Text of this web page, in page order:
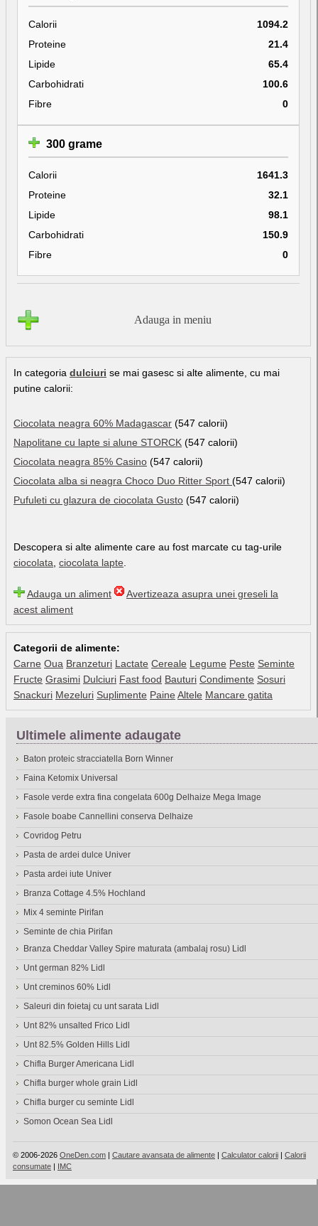
Calorii
1094.2
Proteine
21.4
Lipide
65.4
Carbohidrati
100.6
Fibre
0
300 grame
Calorii
1641.3
Proteine
32.1
Lipide
98.1
Carbohidrati
150.9
Fibre
0
Adauga in meniu
In categoria dulciuri se mai gasesc si alte alimente, cu mai
putine calorii:
Ciocolata neagra 60% Madagascar (547 calorii)
Napolitane cu lapte si alune STORCK (547 calorii)
Ciocolata neagra 85% Casino (547 calorii)
Ciocolata alba si neagra Choco Duo Ritter Sport (547 calorii)
Pufuleti cu glazura de ciocolata Gusto (547 calorii)
Descopera si alte alimente care au fost marcate cu tag-urile
ciocolata ciocolata lapte
Adauga un aliment
Avertizeaza asupra unei greseli la
acest aliment
Categorii de alimente:
Carne Oua Branzeturi Lactate Cereale Legume Peste Seminte
Fructe Grasimi Dulciuri Fast food Bauturi Condimente Sosuri
Snackuri Mezeluri Suplimente Paine Altele Mancare gatita
Ultimele alimente adaugate
Baton proteic stracciatella Born Winner
Faina Ketomix Universal
Fasole verde extra fina congelata 600g Delhaize Mega Image
Fasole boabe Cannellini conserva Delhaize
Covridog Petru
Pasta de ardei dulce Univer
Pasta ardei iute Univer
Branza Cottage 4.5% Hochland
Mix 4 seminte Pirifan
Seminte de chia Pirifan
Branza Cheddar Valley Spire maturata (ambalaj rosu) Lidl
Unt german 82% Lidl
Unt creminos 60% Lidl
Saleuri din foietaj cu unt sarata Lidl
Unt 82% unsalted Frico Lidl
Unt 82.5% Golden Hills Lidl
Chifla Burger Americana Lidl
Chifla burger whole grain Lidl
Chifla burger cu seminte Lidl
Somon Ocean Sea Lidl
© 2006-2026 OneDen.com | Cautare avansata de alimente | Calculator calorii | Calorii
consumate | IMC